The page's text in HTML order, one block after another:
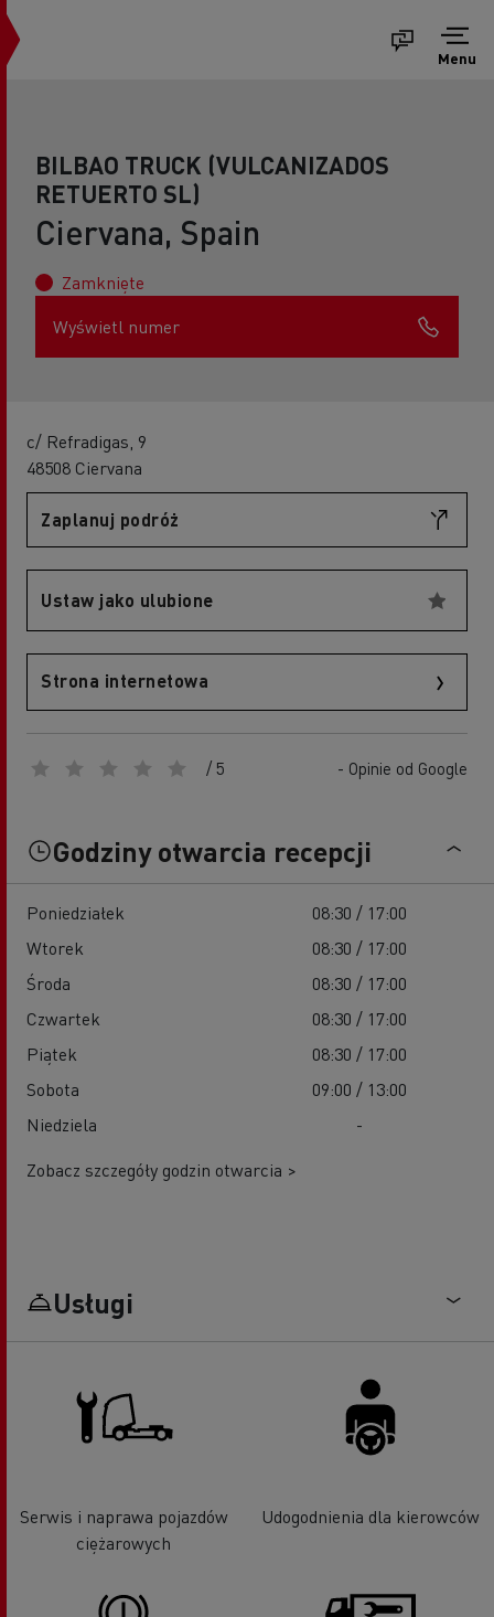
Menu
BILBAO TRUCK (VULCANIZADOS
RETUERTO SL)
Ciervana, Spain
Zamknięte
Wyświetl numer
c/ Refradigas, 9
48508 Ciervana
Zaplanuj podróż
Ustaw jako ulubione
Strona internetowa
/ 5 - Opinie od Google
Godziny otwarcia recepcji
Poniedziałek
08:30 / 17:00
Wtorek
08:30 / 17:00
Środa
08:30 / 17:00
Czwartek
08:30 / 17:00
Piątek
08:30 / 17:00
Sobota
09:00 / 13:00
Niedziela
-
Zobacz szczegóły godzin otwarcia >
Usługi
Serwis i naprawa pojazdów
ciężarowych
Udogodnienia dla kierowców